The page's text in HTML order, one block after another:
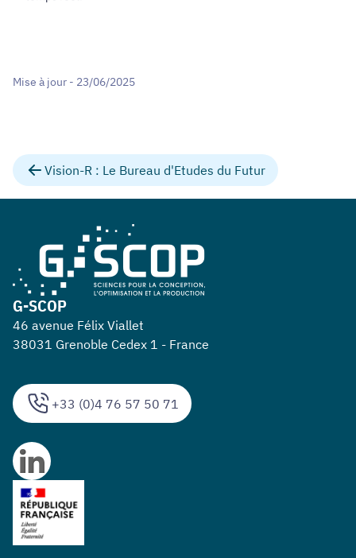
Mise à jour - 23/06/2025
Vision-R : Le Bureau d'Etudes du Futur
+33 (0)4 76 57 50 71
G-SCOP
46 avenue Félix Viallet
38031 Grenoble Cedex 1 - France